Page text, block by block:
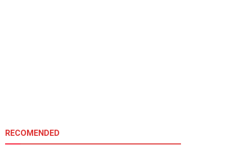
RECOMENDED